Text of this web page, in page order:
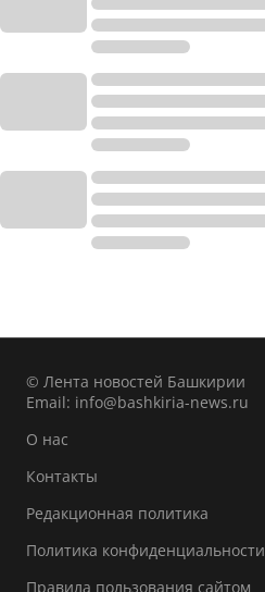
© Лента новостей Башкирии
Email: info@bashkiria-news.ru
О нас
Контакты
Редакционная политика
Политика конфиденциальности
Правила пользования сайтом